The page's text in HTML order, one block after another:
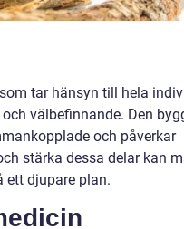
tar hänsyn till hela
välbefinnande. Den
och påverkar
stärka dessa delar kan
djupare plan.